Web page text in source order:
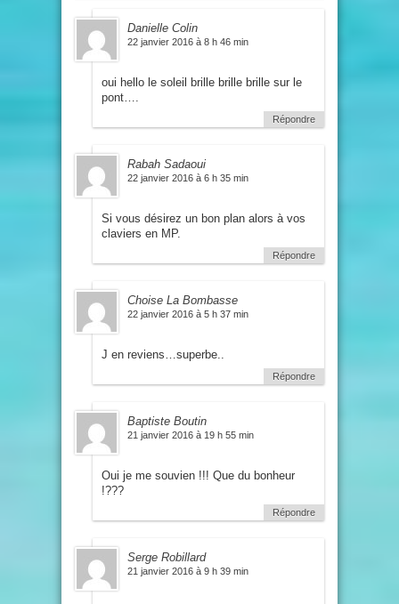
Danielle Colin
22 janvier 2016 à 8 h 46 min
oui hello le soleil brille brille brille sur le
pont….
Répondre
Rabah Sadaoui
22 janvier 2016 à 6 h 35 min
Si vous désirez un bon plan alors à vos
claviers en MP.
Répondre
Choise La Bombasse
22 janvier 2016 à 5 h 37 min
J en reviens…superbe..
Répondre
Baptiste Boutin
21 janvier 2016 à 19 h 55 min
Oui je me souvien !!! Que du bonheur
!???
Répondre
Serge Robillard
21 janvier 2016 à 9 h 39 min